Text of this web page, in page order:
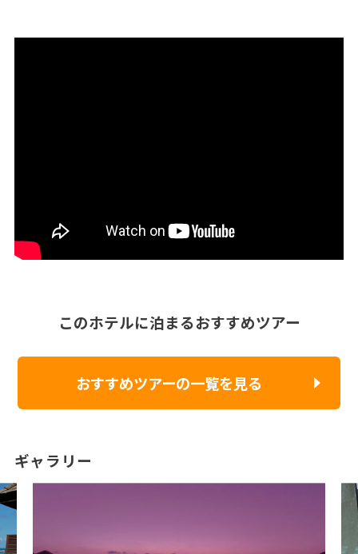
このホテルに泊まるおすすめツアー
おすすめツアーの一覧を見る
ギャラリー